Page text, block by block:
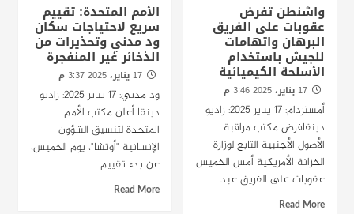
واشنطن تفرض
عقوبات على الفريق
البرهان واتهامات
للجيش باستخدام
الأسلحة الكيميائية
17 يناير، 2025 3:46 م
أمستردام: 17 يناير 2025: راديو
دبنقافرض مكتب مراقبة
الأصول الأجنبية التابع لوزارة
الخزانة الأمريكية أمس الخميس
عقوبات على الفريق عبد...
Read More
الأمم المتحدة: تقييم
سريع لاحتياجات سكان
ود مدني وتحذيرات من
الذخائر غير المنفجرة
17 يناير، 2025 3:37 م
ود مدني: 17 يناير 2025: راديو
دبنقا أعلن مكتب الأمم
المتحدة لتنسيق الشؤون
الإنسانية "أوتشا"، يوم الخميس،
عن بدء تقييم...
Read More